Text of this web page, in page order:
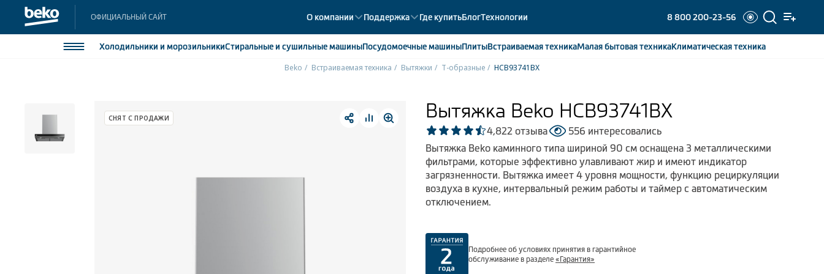
ОФИЦИАЛЬНЫЙ САЙТ О компании Поддержка Где купитьБлогТехнологии 8 800 200-23-56
Холодильники и морозильникиСтиральные и сушильные машиныПосудомоечныемашиныПлитыВстраиваемаятехникаМалая бытоваятехникаКлиматическаятехника
Стиральные и сушильные машины
Посудомоечные машины
Beko Встраиваемая техника Вытяжки Т-образные HCB93741BX
СНЯТ С ПРОДАЖИ Вытяжка Beko HCB93741BX
4,822 отзыва
556 интересовались
Вытяжка Beko каминного типа шириной 90 см оснащена 3 металлическими
фильтрами, которые эффективно улавливают жир и имеют индикатор
загрязненности. Вытяжка имеет 4 уровня мощности, функцию рециркуляции
воздуха в кухне, интервальный режим работы и таймер с автоматическим
отключением.
Подробнее об условиях принятия в гарантийное
обслуживание в разделе «Гарантия»